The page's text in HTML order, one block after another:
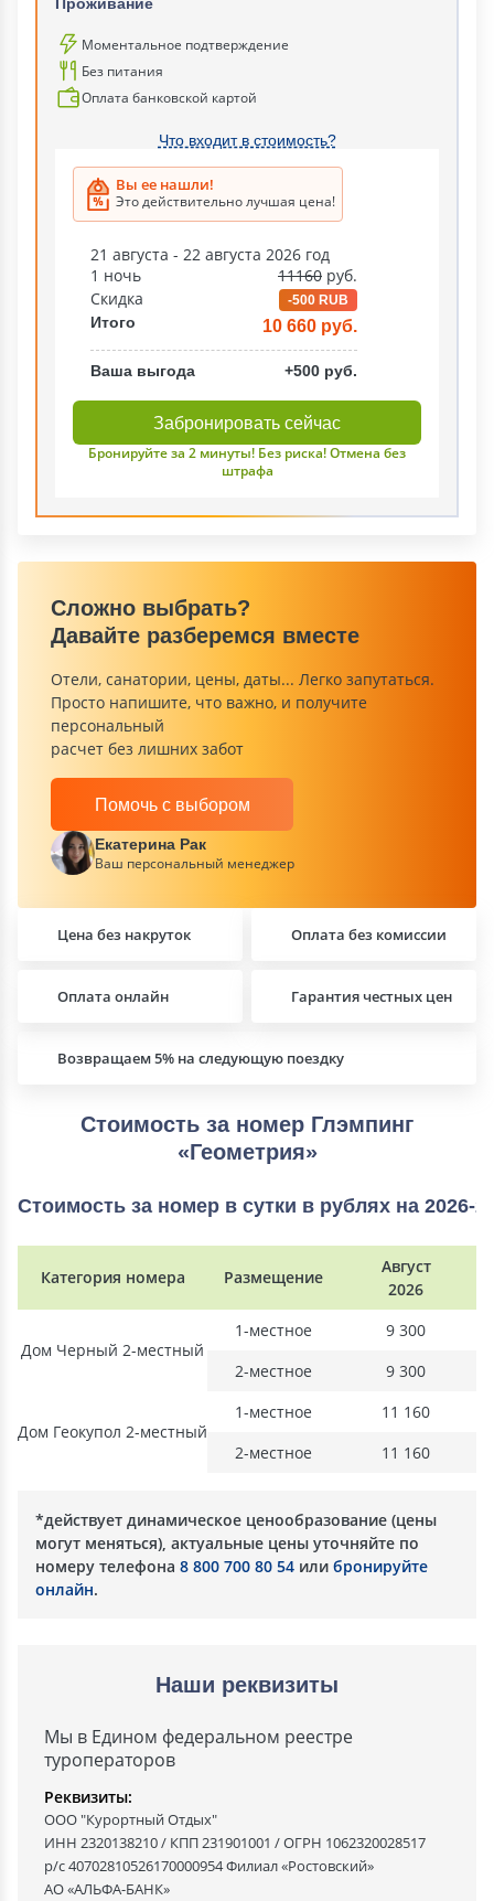
Моментальное подтверждение
Без питания
Оплата банковской картой
Что входит в стоимость?
Вы ее нашли!
Это действительно лучшая цена!
21 августа - 22 августа 2026 год
1 ночь
11160 руб.
Скидка
-500 RUB
Итого 10 660 руб.
Ваша выгода +500 руб.
Забронировать сейчас
Бронируйте за 2 минуты! Без риска! Отмена без
штрафа
Сложно выбрать?
Давайте разберемся вместе
Отели, санатории, цены, даты... Легко запутаться.
Просто напишите, что важно, и получите
персональный
расчет без лишних забот
Помочь с выбором
Екатерина Рак
Ваш персональный менеджер
Цена без накруток Оплата без комиссии
Возвращаем 5% на следующую поездку
Оплата онлайн Гарантия честных цен
Стоимость за номер Глэмпинг
«Геометрия»
Стоимость за номер в сутки в рублях на 2026-
Категория номера Размещение
Август
2026
Дом Черный 2-местный
1-местное
9 300
2-местное
9 300
Дом Геокупол 2-местный
1-местное
11 160
2-местное
11 160
*действует динамическое ценообразование (цены
могут меняться), актуальные цены уточняйте по
номеру телефона 8 800 700 80 54 или бронируйте
онлайн.
Наши реквизиты
Мы в Едином федеральном реестре
туроператоров
Реквизиты:
ООО "Курортный Отдых"
ИНН 2320138210 / КПП 231901001 / ОГРН 1062320028517
р/с 40702810526170000954 Филиал «Ростовский»
АО «АЛЬФА-БАНК»